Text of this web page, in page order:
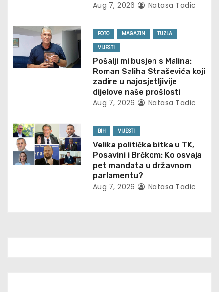
t
i
Aug 7, 2026 Natasa Tadic
FOTO MAGAZIN
TUZLA
VIJESTI
Pošalji mi busjen s Malina:
Roman Saliha Straševića koji
zadire u najosjetljivije
dijelove naše prošlosti
Aug 7, 2026 Natasa Tadic
BIH VIJESTI
Velika politička bitka u TK,
Posavini i Brčkom: Ko osvaja
pet mandata u državnom
parlamentu?
Aug 7, 2026 Natasa Tadic